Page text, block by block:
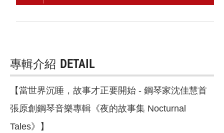
專輯介紹 DETAIL
【當世界沉睡，故事才正要開始 - 鋼琴家沈佳慧首
張原創鋼琴音樂專輯《夜的故事集 Nocturnal
Tales》】